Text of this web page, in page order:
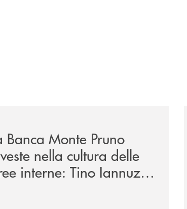
Banca Monte Pruno
nella cultura delle
interne: Tino Iannuzzi